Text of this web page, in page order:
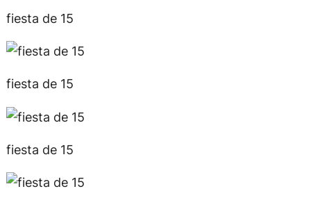
fiesta de 15
fiesta de 15
fiesta de 15